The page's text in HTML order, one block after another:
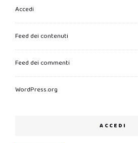
Accedi
Feed dei contenuti
Feed dei commenti
WordPress.org
ACCEDI